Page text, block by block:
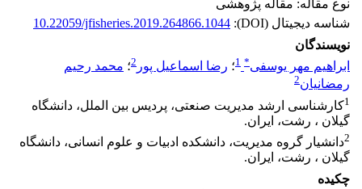
نوع مقاله: مقاله پژوهشی
شناسه دیجیتال (DOI):
10.22059/jfisheries.2019.264866.1044
نویسندگان
ابراهیم مهر یوسفی*
1؛ رضا اسماعیل پور 2؛ محمد رحیم
رمضانیان2
1کارشناسی ارشد مدیریت صنعتی، پردیس بین الملل، دانشگاه
گیلان ، رشت، ایران.
2دانشیار گروه مدیریت، دانشکده ادبیات و علوم انسانی، دانشگاه
گیلان ، رشت، ایران.
چکیده